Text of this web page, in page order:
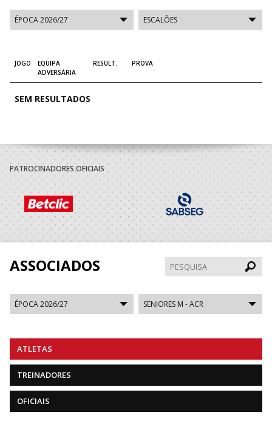
JOGO
EQUIPA
ADVERSÁRIA
RESULT. PROVA
SEM RESULTADOS
PATROCINADORES OFICIAIS
ASSOCIADOS
ATLETAS
TREINADORES
OFICIAIS